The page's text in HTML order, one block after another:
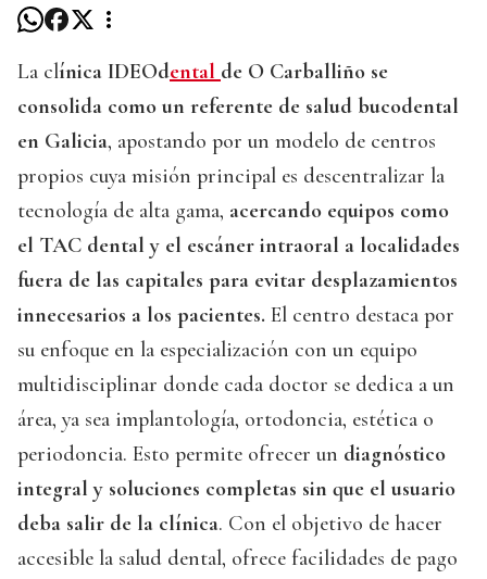
La clínica IDEOdental de O Carballiño se
consolida como un referente de salud bucodental
en Galicia, apostando por un modelo de centros
propios cuya misión principal es descentralizar la
tecnología de alta gama, acercando equipos como
el TAC dental y el escáner intraoral a localidades
fuera de las capitales para evitar desplazamientos
innecesarios a los pacientes. El centro destaca por
su enfoque en la especialización con un equipo
multidisciplinar donde cada doctor se dedica a un
área, ya sea implantología, ortodoncia, estética o
periodoncia. Esto permite ofrecer un diagnóstico
integral y soluciones completas sin que el usuario
deba salir de la clínica. Con el objetivo de hacer
accesible la salud dental, ofrece facilidades de pago